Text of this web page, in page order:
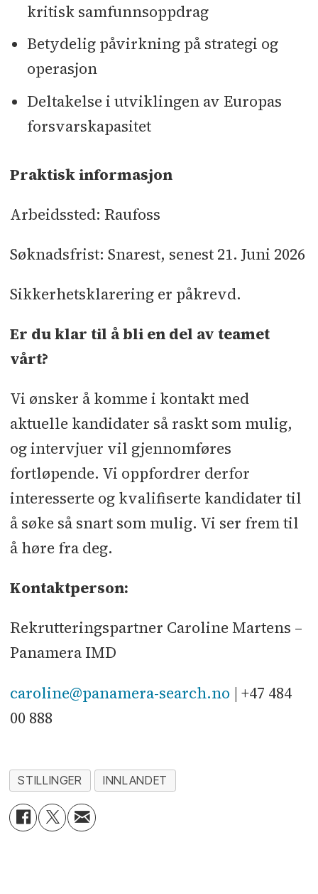
kritisk samfunnsoppdrag
Betydelig påvirkning på strategi og
operasjon
Deltakelse i utviklingen av Europas
forsvarskapasitet
Praktisk informasjon
Arbeidssted: Raufoss
Søknadsfrist: Snarest, senest 21. Juni 2026
Sikkerhetsklarering er påkrevd.
Er du klar til å bli en del av teamet
vårt?
Vi ønsker å komme i kontakt med
aktuelle kandidater så raskt som mulig,
og intervjuer vil gjennomføres
fortløpende. Vi oppfordrer derfor
interesserte og kvalifiserte kandidater til
å søke så snart som mulig. Vi ser frem til
å høre fra deg.
Kontaktperson:
Rekrutteringspartner Caroline Martens –
Panamera IMD
caroline@panamera-search.no | +47 484
00 888
STILLINGER INNLANDET